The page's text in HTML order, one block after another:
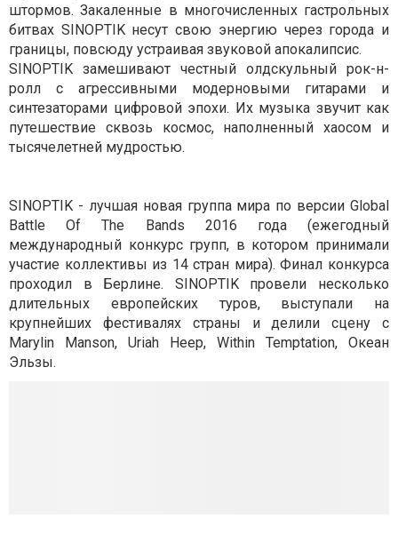
штормов. Закаленные в многочисленных гастрольных
битвах SINOPTIK несут свою энергию через города и
границы, повсюду устраивая звуковой апокалипсис.
SINOPTIK замешивают честный олдскульный рок-н-
ролл с агрессивными модерновыми гитарами и
синтезаторами цифровой эпохи. Их музыка звучит как
путешествие сквозь космос, наполненный хаосом и
тысячелетней мудростью.
SINOPTIK - лучшая новая группа мира по версии Global
Battle Of The Bands 2016 года (ежегодный
международный конкурс групп, в котором принимали
участие коллективы из 14 стран мира). Финал конкурса
проходил в Берлине. SINOPTIK провели несколько
длительных европейских туров, выступали на
крупнейших фестивалях страны и делили сцену с
Marylin Manson, Uriah Heep, Within Temptation, Океан
Эльзы.